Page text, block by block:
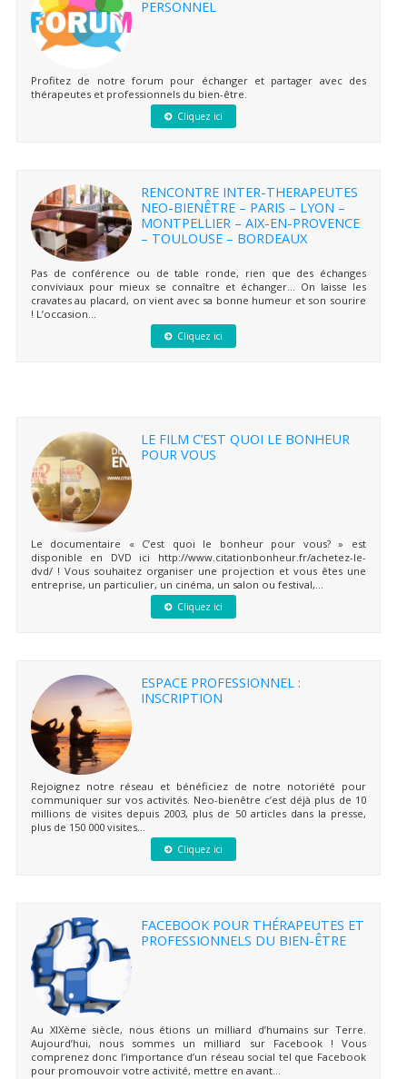
PERSONNEL
Profitez de notre forum pour échanger et partager avec des
thérapeutes et professionnels du bien-être.
Cliquez ici
RENCONTRE INTER-THERAPEUTES
NEO-BIENÊTRE – PARIS – LYON –
MONTPELLIER – AIX-EN-PROVENCE
– TOULOUSE – BORDEAUX
Pas de conférence ou de table ronde, rien que des échanges
conviviaux pour mieux se connaître et échanger… On laisse les
cravates au placard, on vient avec sa bonne humeur et son sourire
! L’occasion...
Cliquez ici
LE FILM C’EST QUOI LE BONHEUR
POUR VOUS
Le documentaire « C’est quoi le bonheur pour vous? » est
disponible en DVD ici http://www.citationbonheur.fr/achetez-le-
dvd/ ! Vous souhaitez organiser une projection et vous êtes une
entreprise, un particulier, un cinéma, un salon ou festival,...
Cliquez ici
ESPACE PROFESSIONNEL :
INSCRIPTION
Rejoignez notre réseau et bénéficiez de notre notoriété pour
communiquer sur vos activités. Neo-bienêtre c’est déjà plus de 10
millions de visites depuis 2003, plus de 50 articles dans la presse,
plus de 150 000 visites...
Cliquez ici
FACEBOOK POUR THÉRAPEUTES ET
PROFESSIONNELS DU BIEN-ÊTRE
Au XIXème siècle, nous étions un milliard d’humains sur Terre.
Aujourd’hui, nous sommes un milliard sur Facebook ! Vous
comprenez donc l’importance d’un réseau social tel que Facebook
pour promouvoir votre activité, mettre en avant...